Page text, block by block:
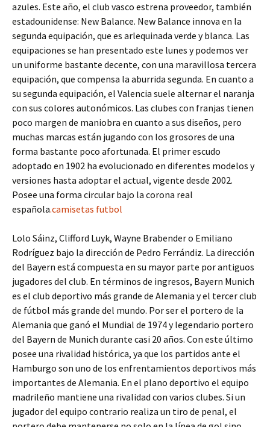
azules. Este año, el club vasco estrena proveedor, también
estadounidense: New Balance. New Balance innova en la
segunda equipación, que es arlequinada verde y blanca. Las
equipaciones se han presentado este lunes y podemos ver
un uniforme bastante decente, con una maravillosa tercera
equipación, que compensa la aburrida segunda. En cuanto a
su segunda equipación, el Valencia suele alternar el naranja
con sus colores autonómicos. Las clubes con franjas tienen
poco margen de maniobra en cuanto a sus diseños, pero
muchas marcas están jugando con los grosores de una
forma bastante poco afortunada. El primer escudo
adoptado en 1902 ha evolucionado en diferentes modelos y
versiones hasta adoptar el actual, vigente desde 2002.
Posee una forma circular bajo la corona real
española.camisetas futbol
Lolo Sáinz, Clifford Luyk, Wayne Brabender o Emiliano
Rodríguez bajo la dirección de Pedro Ferrándiz. La dirección
del Bayern está compuesta en su mayor parte por antiguos
jugadores del club. En términos de ingresos, Bayern Munich
es el club deportivo más grande de Alemania y el tercer club
de fútbol más grande del mundo. Por ser el portero de la
Alemania que ganó el Mundial de 1974 y legendario portero
del Bayern de Munich durante casi 20 años. Con este último
posee una rivalidad histórica, ya que los partidos ante el
Hamburgo son uno de los enfrentamientos deportivos más
importantes de Alemania. En el plano deportivo el equipo
madrileño mantiene una rivalidad con varios clubes. Si un
jugador del equipo contrario realiza un tiro de penal, el